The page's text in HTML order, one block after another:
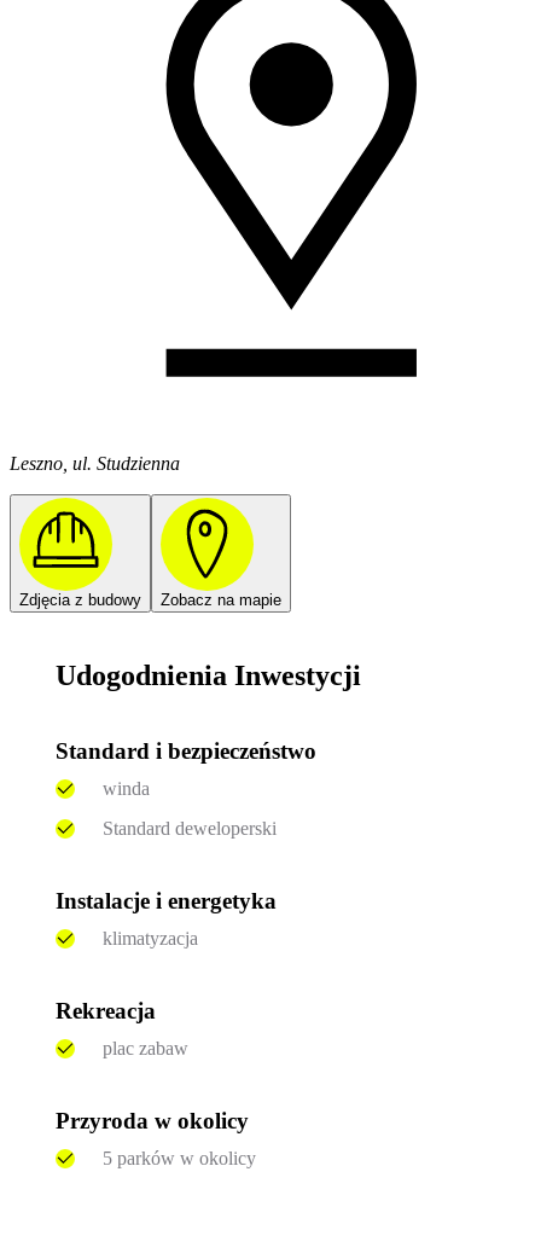
Leszno, ul. Studzienna
Zdjęcia z budowy Zobacz na mapie
Udogodnienia Inwestycji
Standard i bezpieczeństwo
winda
Standard deweloperski
Instalacje i energetyka
klimatyzacja
Rekreacja
plac zabaw
Przyroda w okolicy
5 parków w okolicy